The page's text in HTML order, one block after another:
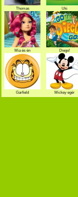
Thomas Uki
Mia és én Diego!
Garfield Mickey egér